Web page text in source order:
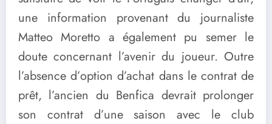
une information provenant du journaliste
Matteo Moretto a également pu semer le
doute concernant l’avenir du joueur. Outre
l’absence d’option d’achat dans le contrat de
prêt, l’ancien du Benfica devrait prolonger
son contrat d’une saison avec le club